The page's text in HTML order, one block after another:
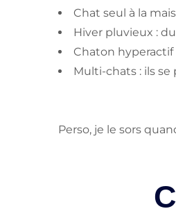
Chat seul à la
Hiver pluvieux :
Chaton hyperactif
Multi-chats : ils
Perso, je le sors